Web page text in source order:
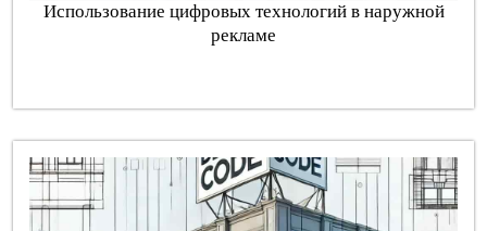
Использование цифровых технологий в наружной
рекламе